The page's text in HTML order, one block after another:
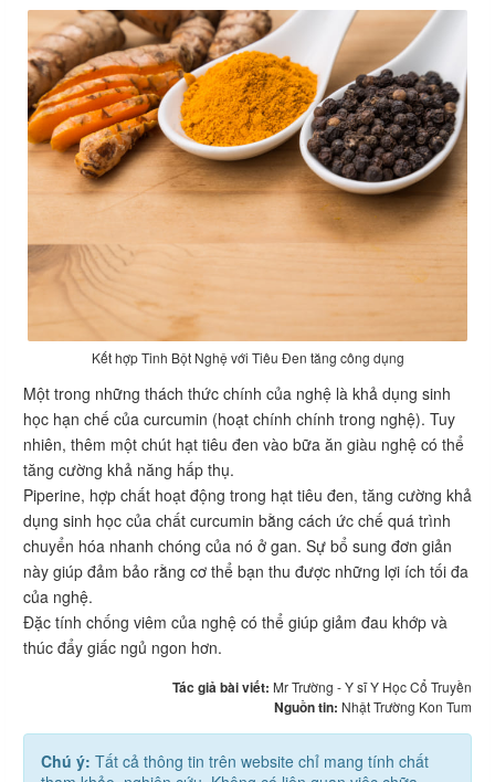
Kết hợp Tinh Bột Nghệ với Tiêu Đen tăng công dụng
Một trong những thách thức chính của nghệ là khả dụng sinh
học hạn chế của curcumin (hoạt chính chính trong nghệ). Tuy
nhiên, thêm một chút hạt tiêu đen vào bữa ăn giàu nghệ có thể
tăng cường khả năng hấp thụ.
Piperine, hợp chất hoạt động trong hạt tiêu đen, tăng cường khả
dụng sinh học của chất curcumin bằng cách ức chế quá trình
chuyển hóa nhanh chóng của nó ở gan. Sự bổ sung đơn giản
này giúp đảm bảo rằng cơ thể bạn thu được những lợi ích tối đa
của nghệ.
Đặc tính chống viêm của nghệ có thể giúp giảm đau khớp và
thúc đẩy giấc ngủ ngon hơn.
Tác giả bài viết: Mr Trường - Y sĩ Y Học Cổ Truyền
Nguồn tin: Nhật Trường Kon Tum
Chú ý: Tất cả thông tin trên website chỉ mang tính chất